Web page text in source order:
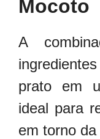
Mocoto
A
prato em
ideal para
em torno da